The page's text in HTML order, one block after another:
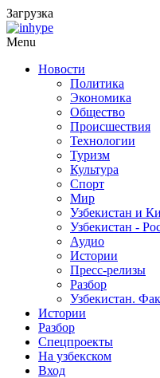
Загрузка
Menu
Новости
Политика
Экономика
Общество
Происшествия
Технологии
Туризм
Культура
Спорт
Мир
Узбекистан и
Узбекистан -
Аудио
Истории
Пресс-релизы
Разбор
Узбекистан.
Истории
Разбор
Спецпроекты
На узбекском
Вход